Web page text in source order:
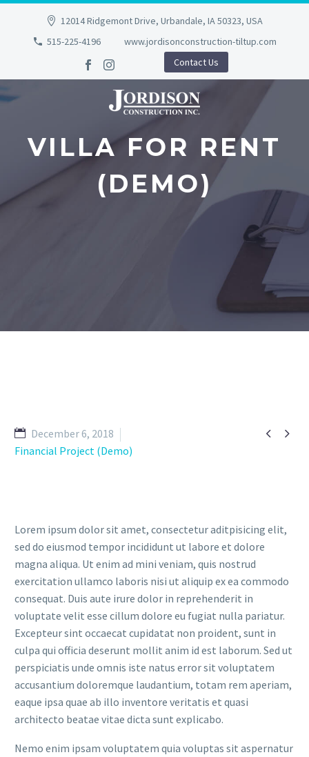
12014 Ridgemont Drive, Urbandale, IA 50323, USA
515-225-4196
www.jordisonconstruction-tiltup.com
Contact Us
VILLA FOR RENT
(DEMO)
 
December 6, 2018
Financial Project (Demo)
Lorem ipsum dolor sit amet, consectetur aditpisicing elit,
sed do eiusmod tempor incididunt ut labore et dolore
magna aliqua. Ut enim ad mini veniam, quis nostrud
exercitation ullamco laboris nisi ut aliquip ex ea commodo
consequat. Duis aute irure dolor in reprehenderit in
voluptate velit esse cillum dolore eu fugiat nulla pariatur.
Excepteur sint occaecat cupidatat non proident, sunt in
culpa qui officia deserunt mollit anim id est laborum. Sed ut
perspiciatis unde omnis iste natus error sit voluptatem
accusantium doloremque laudantium, totam rem aperiam,
eaque ipsa quae ab illo inventore veritatis et quasi
architecto beatae vitae dicta sunt explicabo.
Nemo enim ipsam voluptatem quia voluptas sit aspernatur